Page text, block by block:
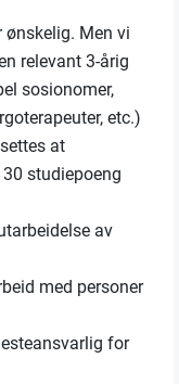
ønskelig. Men vi
relevant 3-årig
sosionomer,
etc.)
at
studiepoeng
av
med personer
for